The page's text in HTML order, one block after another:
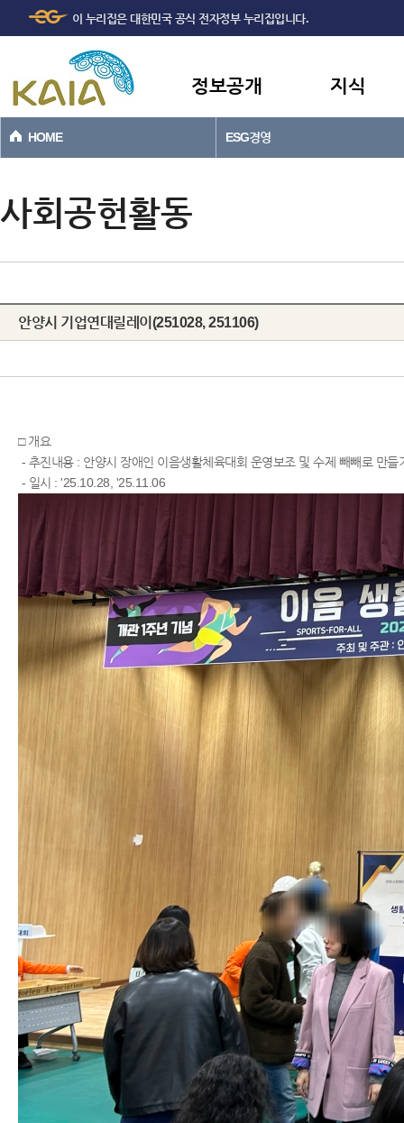
본문바로가기
이 누리집은 대한민국 공식 전자정부 누리집입니다.
정보공개 지식
HOME ESG경영
사회공헌활동
안양시 기업연대릴레이(251028, 251106)
□ 개요
- 추진내용 : 안양시 장애인 이음생활체육대회 운영보조 및 수제 빼빼로 만들
- 일시 : '25.10.28, '25.11.06